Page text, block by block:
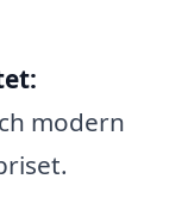
modern